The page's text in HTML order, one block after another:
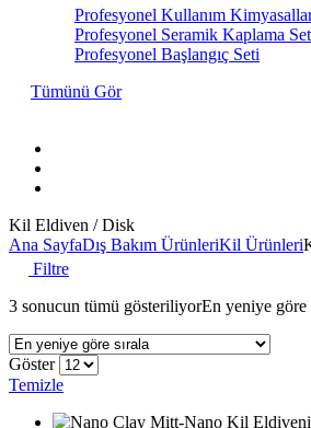
Profesyonel Kullanım
Profesyonel Seramik Kaplama
Profesyonel Başlangıç Seti
Tümünü Gör
Kil Eldiven / Disk
Ana SayfaDış Bakım ÜrünleriKil Ürünleri
Filtre
3 sonucun tümü gösteriliyorEn yeniye göre
Göster
Temizle